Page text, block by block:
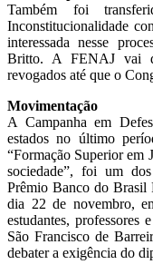
Também foi
Inconstitucionalidade
interessada nesse
Britto. A FENAJ vai
revogados até que o
Movimentação
A Campanha em
estados no último
“Formação Superior em
sociedade”, foi um
Prêmio Banco do Brasil
dia 22 de novembro,
estudantes, professores
São Francisco de
debater a exigência do